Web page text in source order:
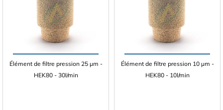
Élément de filtre pression 25 µm -
HEK80 - 30l/min
Élément de filtre pression 10 µm -
HEK80 - 10l/min